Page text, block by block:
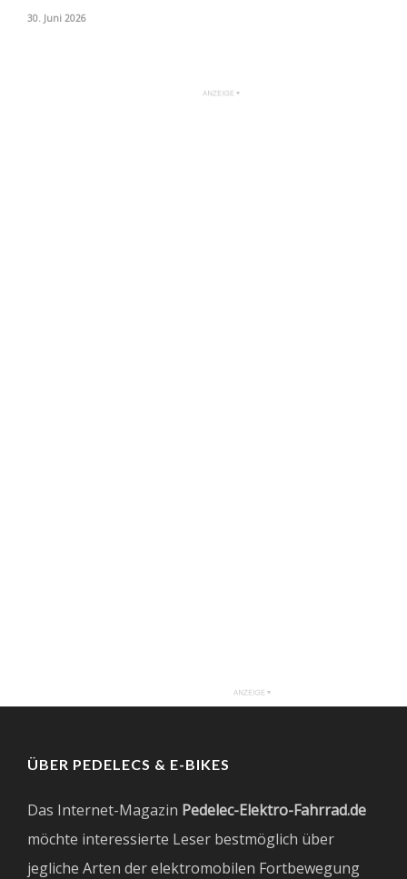
30. Juni 2026
ÜBER PEDELECS & E-BIKES
Das Internet-Magazin Pedelec-Elektro-Fahrrad.de
möchte interessierte Leser bestmöglich über
jegliche Arten der elektromobilen Fortbewegung